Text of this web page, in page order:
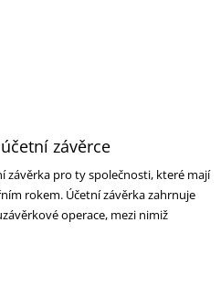
závěrce
závěrka pro ty společnosti, které mají
rokem. Účetní závěrka zahrnuje
operace, mezi nimiž